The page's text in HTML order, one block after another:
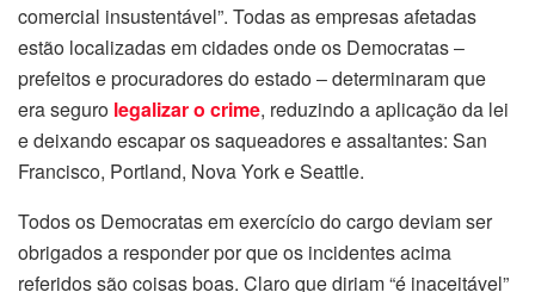
comercial insustentável”. Todas as empresas afetadas
estão localizadas em cidades onde os Democratas ‒
prefeitos e procuradores do estado ‒ determinaram que
era seguro legalizar o crime, reduzindo a aplicação da lei
e deixando escapar os saqueadores e assaltantes: San
Francisco, Portland, Nova York e Seattle.
Todos os Democratas em exercício do cargo deviam ser
obrigados a responder por que os incidentes acima
referidos são coisas boas. Claro que diriam “é inaceitável”